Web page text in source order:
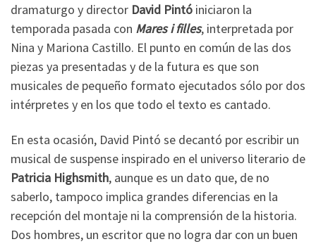
dramaturgo y director David Pintó iniciaron la
temporada pasada con Mares i filles, interpretada por
Nina y Mariona Castillo. El punto en común de las dos
piezas ya presentadas y de la futura es que son
musicales de pequeño formato ejecutados sólo por dos
intérpretes y en los que todo el texto es cantado.
En esta ocasión, David Pintó se decantó por escribir un
musical de suspense inspirado en el universo literario de
Patricia Highsmith, aunque es un dato que, de no
saberlo, tampoco implica grandes diferencias en la
recepción del montaje ni la comprensión de la historia.
Dos hombres, un escritor que no logra dar con un buen